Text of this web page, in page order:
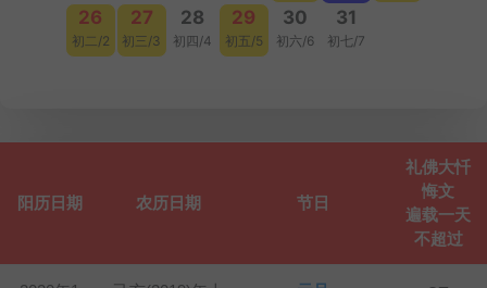
26
初二/2
27
初三/3
28
初四/4
29
初五/5
30
初六/6
31
初七/7
阳历日期 农历日期 节日
礼佛大忏
悔文
遍载一天
不超过